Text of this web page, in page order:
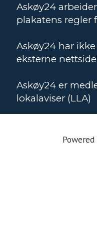
Askøy24
plakatens regler
Askøy24 har
eksterne
Askøy24 er
lokalaviser (LLA)